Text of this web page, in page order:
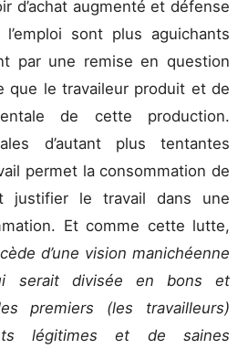
d’achat augmenté et défense
sont plus aguichants
par une remise en question
que le travaileur produit et de
de cette production.
d’autant plus tentantes
permet la consommation de
justifier le travail dans une
Et comme cette lutte,
d’une vision manichéenne
serait divisée en bons et
premiers (les travailleurs)
légitimes et de saines